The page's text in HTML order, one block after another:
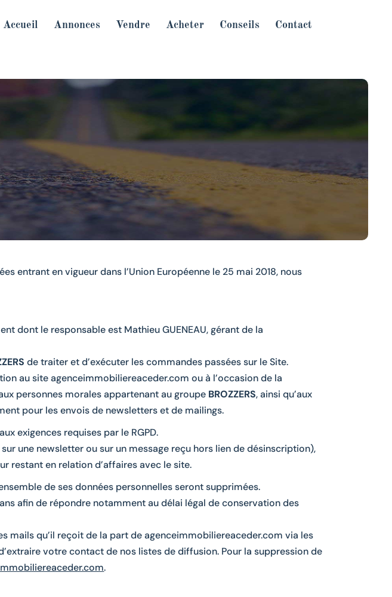
Accueil Annonces Vendre Acheter Conseils Contact
entrant en vigueur dans l’Union Européenne le 25 mai 2018, nous
dont le responsable est Mathieu GUENEAU, gérant de la
de traiter et d’exécuter les commandes passées sur le Site.
au site agenceimmobiliereaceder.com ou à l’occasion de la
personnes morales appartenant au groupe BROZZERS, ainsi qu’aux
pour les envois de newsletters et de mailings.
exigences requises par le RGPD.
une newsletter ou sur un message reçu hors lien de désinscription),
restant en relation d’affaires avec le site.
de ses données personnelles seront supprimées.
afin de répondre notamment au délai légal de conservation des
mails qu’il reçoit de la part de agenceimmobiliereaceder.com via les
votre contact de nos listes de diffusion. Pour la suppression de
.